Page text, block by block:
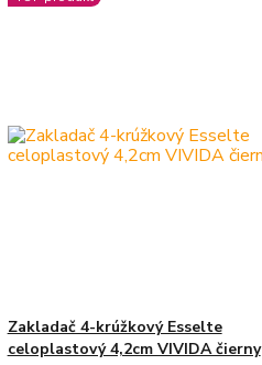
Zakladač 4-krúžkový Esselte
celoplastový 4,2cm VIVIDA čierny